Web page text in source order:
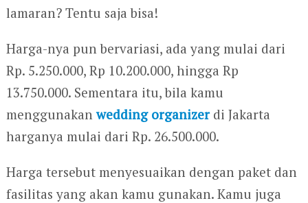
lamaran? Tentu saja bisa!
Harga-nya pun bervariasi, ada yang mulai dari
Rp. 5.250.000, Rp 10.200.000, hingga Rp
13.750.000. Sementara itu, bila kamu
menggunakanwedding organizerdi Jakarta
harganya mulai dari Rp. 26.500.000.
Harga tersebut menyesuaikan dengan paket dan
fasilitas yang akan kamu gunakan. Kamu juga